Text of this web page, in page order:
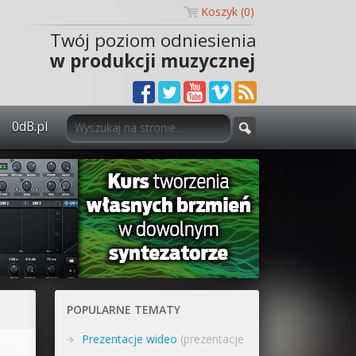
Koszyk (0)
Twój poziom odniesienia
w produkcji muzycznej
0dB.pl
0dB.pl - informacje
Newsletter
Materiały dla mediów
Archiwum aktualności
POPULARNE TEMATY
Prezentacje wideo (prezentacje